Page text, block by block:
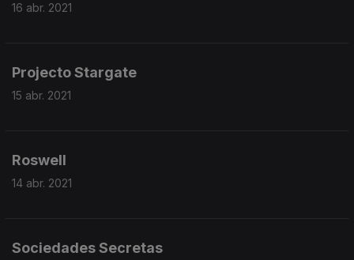
16 abr. 2021
Projecto Stargate
15 abr. 2021
Roswell
14 abr. 2021
Sociedades Secretas